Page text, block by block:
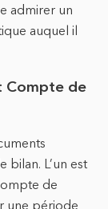
admirer un
auquel il
Compte de
L’un est
de
une période